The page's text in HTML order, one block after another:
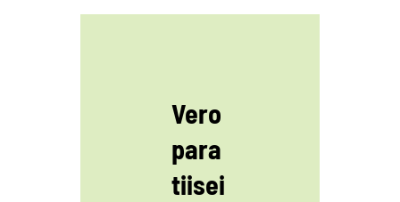
Vero
para
tiisei